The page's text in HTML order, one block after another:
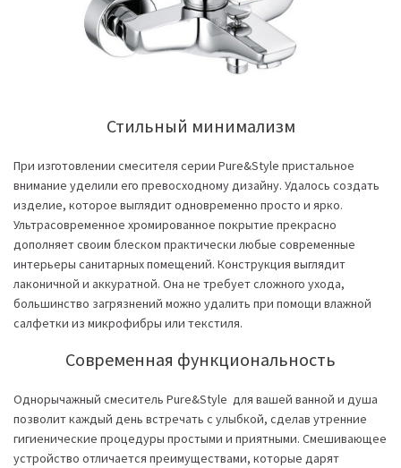
Стильный минимализм
При изготовлении смесителя серии Pure&Style пристальное
внимание уделили его превосходному дизайну. Удалось создать
изделие, которое выглядит одновременно просто и ярко.
Ультрасовременное хромированное покрытие прекрасно
дополняет своим блеском практически любые современные
интерьеры санитарных помещений. Конструкция выглядит
лаконичной и аккуратной. Она не требует сложного ухода,
большинство загрязнений можно удалить при помощи влажной
салфетки из микрофибры или текстиля.
Современная функциональность
Однорычажный смеситель Pure&Style для вашей ванной и душа
позволит каждый день встречать с улыбкой, сделав утренние
гигиенические процедуры простыми и приятными. Смешивающее
устройство отличается преимуществами, которые дарят